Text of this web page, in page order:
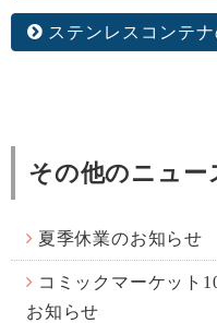
ステンレスコンテ
その他のニュ
夏季休業のお知らせ
コミックマーケット
お知らせ